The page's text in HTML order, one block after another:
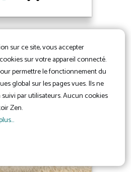
sur ce site, vous accepter
sur votre appareil connecté.
permettre le fonctionnement du
global sur les pages vues. Ils ne
par utilisateurs. Aucun cookies
Zen.